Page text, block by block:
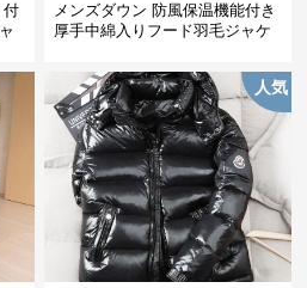
付
メンズダウン 防風保温機能付き
厚手中綿入りフード羽毛ジャケ
人気